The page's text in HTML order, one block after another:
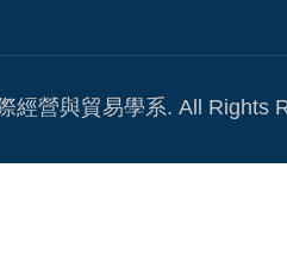
經營與貿易學系. All Rights